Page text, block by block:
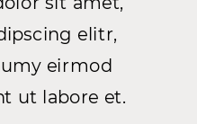
elitr,
eirmod
ut labore et.